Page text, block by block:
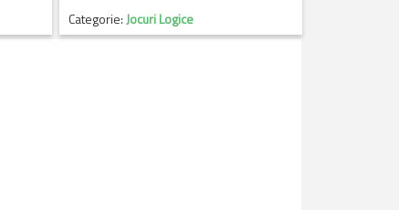
Categorie:Jocuri Logice